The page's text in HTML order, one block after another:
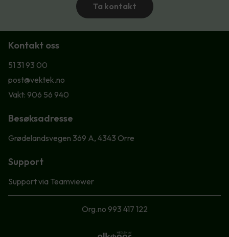
Ta kontakt
Kontakt oss
51 31 93 00
post@vektek.no
Vakt: 906 56 940
Besøksadresse
Grødelandsvegen 369 A, 4343 Orre
Support
Support via Teamviewer
Org.no 993 417 122